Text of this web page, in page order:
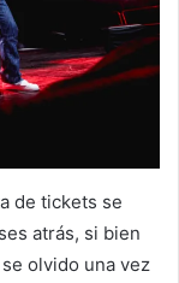
de tickets se
atrás, si bien
olvido una vez